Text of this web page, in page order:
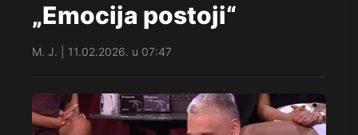
„Emocija postoji“
M. J. | 11.02.2026. u 07:47